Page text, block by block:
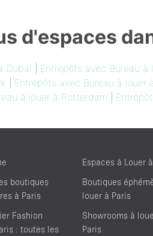
d'espaces
Dubai Entrepôts avec Bureau à
Entrepôts avec Bureau à louer
à louer à Rotterdam
boutiques
à Paris
Fashion
: toutes les
Espaces à Louer
Boutiques
louer à Paris
Showrooms à
Paris